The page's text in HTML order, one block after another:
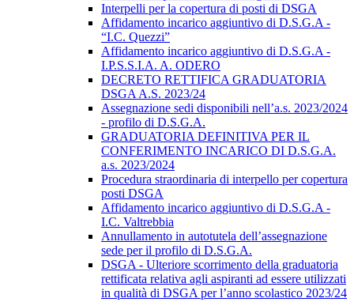
Interpelli per la copertura di posti di DSGA
Affidamento incarico aggiuntivo di D.S.G.A -
“I.C. Quezzi”
Affidamento incarico aggiuntivo di D.S.G.A -
I.P.S.S.I.A. A. ODERO
DECRETO RETTIFICA GRADUATORIA
DSGA A.S. 2023/24
Assegnazione sedi disponibili nell’a.s. 2023/2024
- profilo di D.S.G.A.
GRADUATORIA DEFINITIVA PER IL
CONFERIMENTO INCARICO DI D.S.G.A.
a.s. 2023/2024
Procedura straordinaria di interpello per copertura
posti DSGA
Affidamento incarico aggiuntivo di D.S.G.A -
I.C. Valtrebbia
Annullamento in autotutela dell’assegnazione
sede per il profilo di D.S.G.A.
DSGA - Ulteriore scorrimento della graduatoria
rettificata relativa agli aspiranti ad essere utilizzati
in qualità di DSGA per l’anno scolastico 2023/24